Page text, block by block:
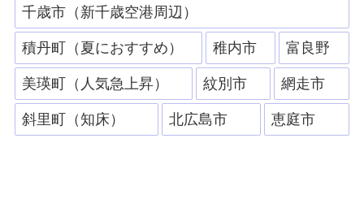
千歳市（新千歳空港周辺）
積丹町（夏におすすめ） 稚内市 富良野
美瑛町（人気急上昇） 紋別市 網走市
斜里町（知床） 北広島市 恵庭市